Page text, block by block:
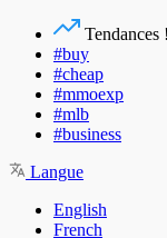
Tendances !
#buy
#cheap
#mmoexp
#mlb
#business
Langue
English
French